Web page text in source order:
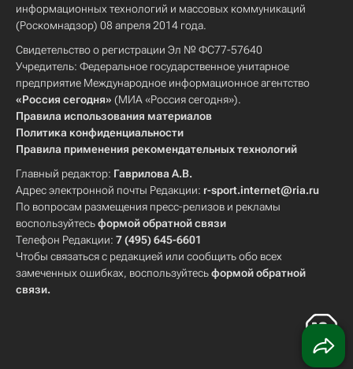
информационных технологий и массовых коммуникаций
(Роскомнадзор) 08 апреля 2014 года.
Свидетельство о регистрации Эл № ФС77-57640
Учредитель: Федеральное государственное унитарное
предприятие Международное информационное агентство
«Россия сегодня» (МИА «Россия сегодня»).
Правила использования материалов
Политика конфиденциальности
Правила применения рекомендательных технологий
Главный редактор: Гаврилова А.В.
Адрес электронной почты Редакции: r-sport.internet@ria.ru
По вопросам размещения пресс-релизов и рекламы
воспользуйтесьформой обратной связи
Телефон Редакции: 7 (495) 645-6601
Чтобы связаться с редакцией или сообщить обо всех
замеченных ошибках, воспользуйтесьформой обратной
связи.